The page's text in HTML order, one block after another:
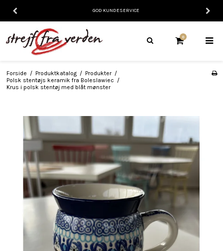
GOD KUNDESERVICE
0
Forside / Produktkatalog / Produkter /
Polsk stentøjs keramik fra Boleslawiec /
Krus i polsk stentøj med blåt mønster